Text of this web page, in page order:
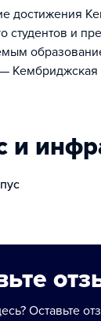
достижения
студентов и
и
Оставьте